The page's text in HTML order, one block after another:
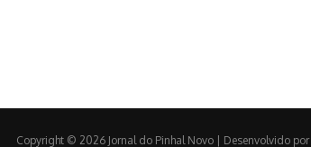
Copyright © 2026 Jornal do Pinhal Novo | Desenvolvido por